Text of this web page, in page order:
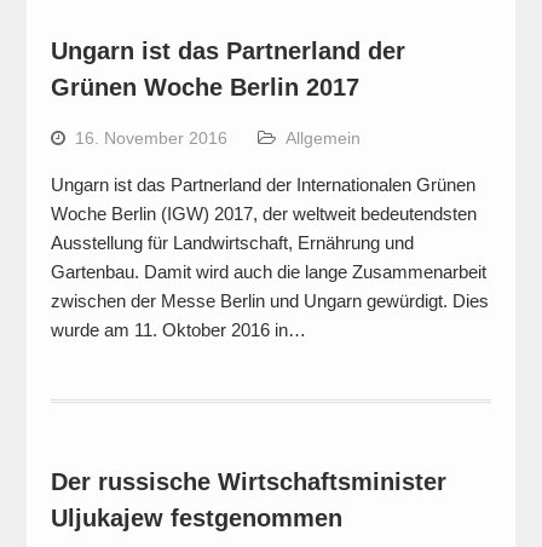
Ungarn ist das Partnerland der
Grünen Woche Berlin 2017
16. November 2016 Allgemein
Ungarn ist das Partnerland der Internationalen Grünen
Woche Berlin (IGW) 2017, der weltweit bedeutendsten
Ausstellung für Landwirtschaft, Ernährung und
Gartenbau. Damit wird auch die lange Zusammenarbeit
zwischen der Messe Berlin und Ungarn gewürdigt. Dies
wurde am 11. Oktober 2016 in…
Der russische Wirtschaftsminister
Uljukajew festgenommen